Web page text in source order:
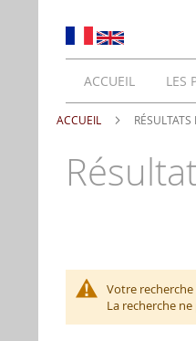
ACCUEIL LES
ACCUEIL
Votre
La recherche